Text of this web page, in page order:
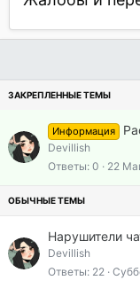
Информация
Devillish
Ответы 0 22
Нарушители
Devillish
Ответы 22